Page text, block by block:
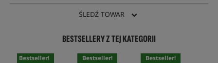
ŚLEDŹ TOWAR
BESTSELLERY Z TEJ KATEGORII
Bestseller! Bestseller! Bestseller!